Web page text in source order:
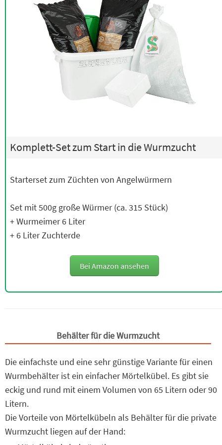
Komplett-Set zum Start in die Wurmzucht
Starterset zum Züchten von Angelwürmern
Set mit 500g große Würmer (ca. 315 Stück)
+ Wurmeimer 6 Liter
+ 6 Liter Zuchterde
Bei Amazon ansehen
Behälter für die Wurmzucht
Die einfachste und eine sehr günstige Variante für einen
Wurmbehälter ist ein einfacher Mörtelkübel. Es gibt sie
eckig und rund mit einem Volumen von 65 Litern oder 90
Litern.
Die Vorteile von Mörtelkübeln als Behälter für die private
Wurmzucht liegen auf der Hand: